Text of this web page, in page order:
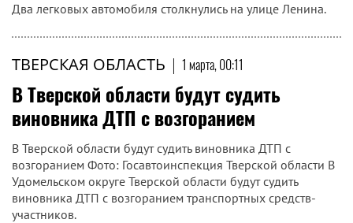
Два легковых автомобиля столкнулись на улице Ленина.
ТВЕРСКАЯ ОБЛАСТЬ | 1 марта, 00:11
В Тверской области будут судить
виновника ДТП с возгоранием
В Тверской области будут судить виновника ДТП с
возгоранием Фото: Госавтоинспекция Тверской области В
Удомельском округе Тверской области будут судить
виновника ДТП с возгоранием транспортных средств-
участников.